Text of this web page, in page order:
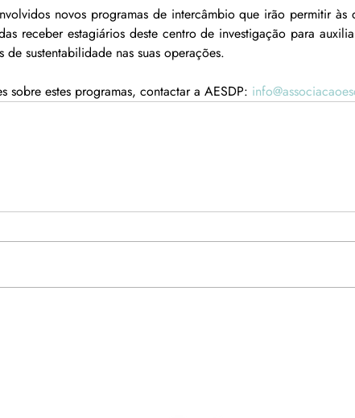
novos programas de intercâmbio que irão permitir às
receber estagiários deste centro de investigação para
de sustentabilidade nas suas operações.
sobre estes programas, contactar a AESDP: